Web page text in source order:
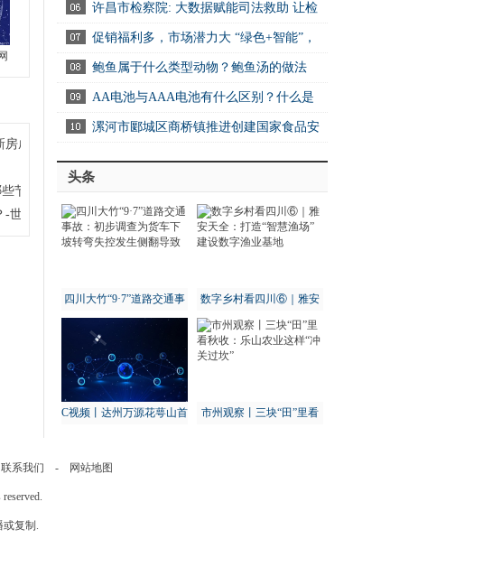
成交独升 其余14城全部下滑
节假日呢？-世界报资讯
-世界今日报
许昌市检察院: 大数据赋能司法救助 让检
察关爱可感可触可及
促销福利多，市场潜力大 “绿色+智能”，
家电消费新选择
鲍鱼属于什么类型动物？鲍鱼汤的做法
AA电池与AAA电池有什么区别？什么是
AA电池？ 快资讯
漯河市郾城区商桥镇推进创建国家食品安
头条
四川大竹“9·7”道路交通事
故：初步调查为货车下坡
转弯失控发生侧翻导致
数字乡村看四川⑥｜雅安
天全：打造“智慧渔场” 建
设数字渔业基地
C视频丨达州万源花萼山首
市州观察丨三块“田”里看
联系我们 - 网站地图
复制.